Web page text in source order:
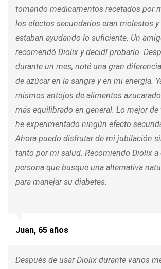
tomando medicamentos recetados por
los efectos secundarios eran molestos
estaban ayudando lo suficiente. Un
recomendó Diolix y decidí probarlo.
durante un mes, noté una gran
de azúcar en la sangre y en mi energía.
mismos antojos de alimentos
más equilibrado en general. Lo mejor
he experimentado ningún efecto
Ahora puedo disfrutar de mi jubilación
tanto por mi salud. Recomiendo Diolix a
persona que busque una alternativa
para manejar su diabetes.
Juan, 65 años
Después de usar Diolix durante varios